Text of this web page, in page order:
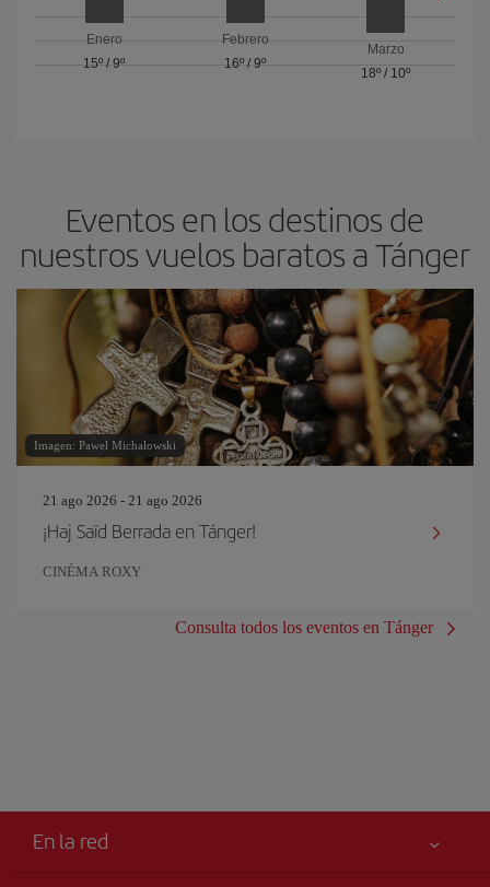
Enero
15º /9º
Febrero
16º / 9º
Marzo
18º / 10º
Eventos en los destinos de
nuestros vuelos baratos a Tánger
Imagen: Pawel Michalowski
21 ago 2026 - 21 ago 2026
¡Haj Saïd Berrada en Tánger!
CINÉMA ROXY
Consulta todos los eventos en Tánger
En la red